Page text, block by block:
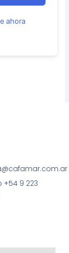
ahora
+54 9 223